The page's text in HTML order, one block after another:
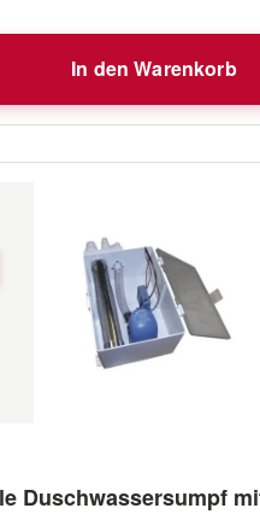
Spannung
WHWU7207 ½" (13mm) 12V +
In den Warenkorb
Duschwassersumpf